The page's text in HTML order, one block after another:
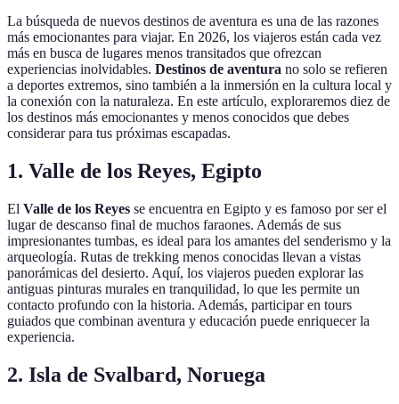
La búsqueda de nuevos destinos de aventura es una de las razones
más emocionantes para viajar. En 2026, los viajeros están cada vez
más en busca de lugares menos transitados que ofrezcan
experiencias inolvidables. Destinos de aventura no solo se refieren
a deportes extremos, sino también a la inmersión en la cultura local y
la conexión con la naturaleza. En este artículo, exploraremos diez de
los destinos más emocionantes y menos conocidos que debes
considerar para tus próximas escapadas.
1. Valle de los Reyes, Egipto
El Valle de los Reyes se encuentra en Egipto y es famoso por ser el
lugar de descanso final de muchos faraones. Además de sus
impresionantes tumbas, es ideal para los amantes del senderismo y la
arqueología. Rutas de trekking menos conocidas llevan a vistas
panorámicas del desierto. Aquí, los viajeros pueden explorar las
antiguas pinturas murales en tranquilidad, lo que les permite un
contacto profundo con la historia. Además, participar en tours
guiados que combinan aventura y educación puede enriquecer la
experiencia.
2. Isla de Svalbard, Noruega